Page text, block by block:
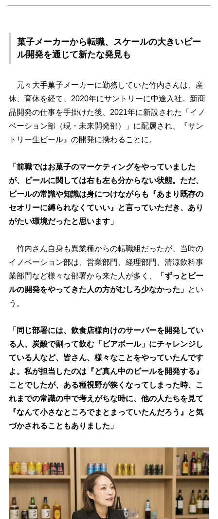
菓子メーカーから転職、スケールの大きいビー
ル開発を通じて新たな発見も
元々大手菓子メーカーに勤務していた竹内さんは、産
休、育休を経て、2020年にサントリーに中途入社。新商
品開発の仕事を手掛けた後、2021年に新設された「イノ
ベーション部（現・未来開発部）」に配属され、『サン
トリー生ビール』の開発に携わることに。
「前職ではお菓子のマーケティングをやっていました
が、ビールに関しては右も左も分からない状態。ただ、
ビールの常識や知識は身につけながらも『あまり既存の
セオリーに縛られなくていい』と言っていただき、あり
がたい環境だったと思います」
竹内さん自身も異業種からの転職組だったが、当時の
イノベーション部は、営業部門、経理部門、清涼飲料事
業部門など様々な部署から来た人が多く、
「ずっとビー
ルの開発をやってきた人の方がむしろ少なかった」 とい
う。
「同じ部署には、飲食店様向けのサーバーを開発してい
る人、炭酸で割って飲む「ビアボール」にチャレンジし
ている人など、皆さん、様々なことをやっていたんです
よ。私が担当したのは『ど真ん中のビールを開発する』
ことでしたが、ある種視野が狭くなってしまった時、こ
れまでの常識の中で考えがちな時に、他の人たちを見て
『なんて小さなところでまとまっていたんだろう』と気
づかされることもありました」